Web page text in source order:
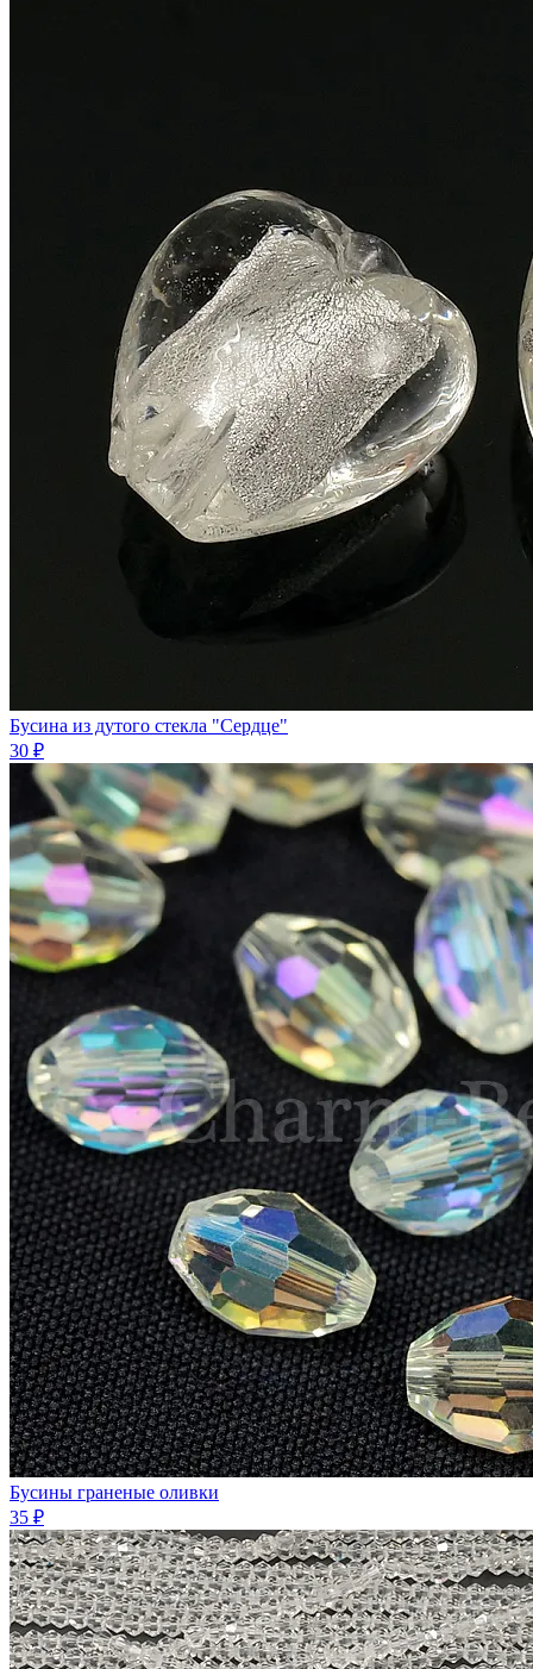
Бусина из дутого стекла "Сердце"
30 ₽
Бусины граненые оливки
35 ₽